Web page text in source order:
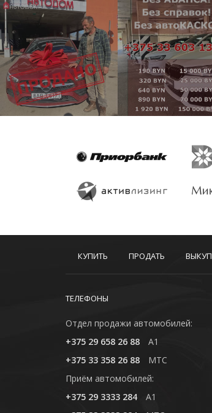
КУПИТЬ ПРОДАТЬ ВЫКУП
ТЕЛЕФОНЫ
Отдел продажи автомобилей:
+375 29 658 26 88
A1
+375 33 358 26 88
MTC
Приём автомобилей:
+375 29 3333 284
A1